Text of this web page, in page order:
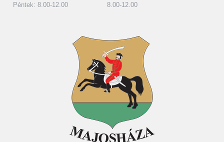
Péntek: 8.00-12.00
8.00-12.00